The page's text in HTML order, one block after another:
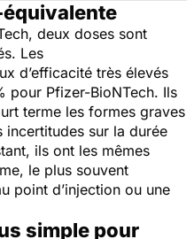
deux doses sont
Les
d’efficacité très élevés
pour Pfizer-BioNTech. Ils
terme les formes graves
sur la durée
ils ont les mêmes
le plus souvent
point d’injection ou une
simple pour